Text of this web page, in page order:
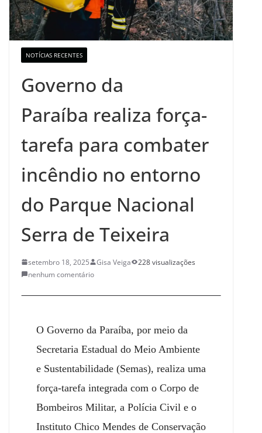
NOTÍCIAS RECENTES
Governo da
Paraíba realiza força-
tarefa para combater
incêndio no entorno
do Parque Nacional
Serra de Teixeira
setembro 18, 2025 Gisa Veiga
228 visualizações
nenhum comentário
O Governo da Paraíba, por meio da
Secretaria Estadual do Meio Ambiente
e Sustentabilidade (Semas), realiza uma
força-tarefa integrada com o Corpo de
Bombeiros Militar, a Polícia Civil e o
Instituto Chico Mendes de Conservação